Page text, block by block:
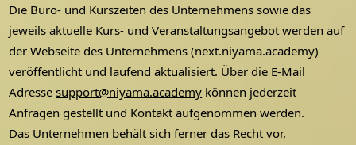
Die Büro- und Kurszeiten des Unternehmens sowie das
jeweils aktuelle Kurs- und Veranstaltungsangebot werden auf
der Webseite des Unternehmens (next.niyama.academy)
veröffentlicht und laufend aktualisiert. Über die E-Mail
Adressesupport@niyama.academy können jederzeit
Anfragen gestellt und Kontakt aufgenommen werden.
Das Unternehmen behält sich ferner das Recht vor,